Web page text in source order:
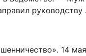
14 мая